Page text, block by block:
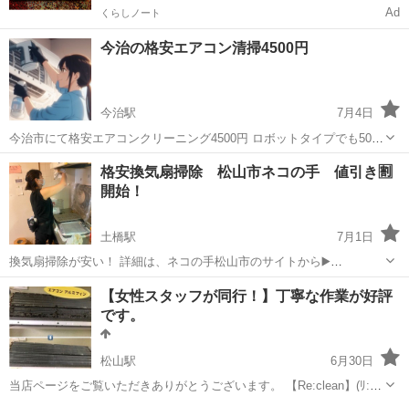
くらしノート Ad
今治の格安エアコン清掃4500円
今治駅
7月4日
今治市にて格安エアコンクリーニング4500円 ロボットタイプでも5000
円にてエアコンクリーニング！！ ご予約はこちらのサイト内のLINEか
ら こちらからサイト見れます▶️https://www.nekonote-saij...
愛媛 今治市 今治駅 エアコン掃除
格安換気扇掃除 松山市ネコの手 値引き🈹
開始！
土橋駅
7月1日
換気扇掃除が安い！ 詳細は、ネコの手松山市のサイトから▶️
https://www.nekonote-saijo.com/p/6/ 格安のエアコン掃除4500円のペー
ジはこちらタップ▶️ https://www.nekon...
愛媛 松山市 土橋駅 無料
【女性スタッフが同行！】丁寧な作業が好評
です。
松山駅
6月30日
当店ページをご覧いただきありがとうございます。 【Re:clean】(ﾘ:ｸﾘ